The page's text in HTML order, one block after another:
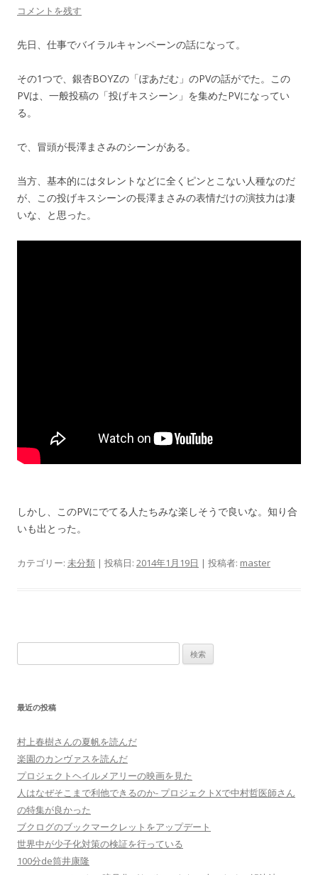
コメントを残す
先日、仕事でバイラルキャンペーンの話になって。
その1つで、銀杏BOYZの「ぽあだむ」のPVの話がでた。この
PVは、一般投稿の「投げキスシーン」を集めたPVになってい
る。
で、冒頭が長澤まさみのシーンがある。
当方、基本的にはタレントなどに全くピンとこない人種なのだ
が、この投げキスシーンの長澤まさみの表情だけの演技力は凄
いな、と思った。
しかし、このPVにでてる人たちみな楽しそうで良いな。知り合
いも出とった。
カテゴリー: 未分類 | 投稿日: 2014年1月19日 | 投稿者: master
索:
最近の投稿
村上春樹さんの夏帆を読んだ
楽園のカンヴァスを読んだ
プロジェクトヘイルメアリーの映画を見た
人はなぜそこまで利他できるのか- プロジェクトXで中村哲医師さん
の特集が良かった
ブクログのブックマークレットをアップデート
世界中が少子化対策の検証を行っている
100分de筒井康隆